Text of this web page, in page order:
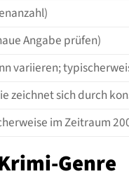
Angabe prüfen)
variieren;
zeichnet sich durch
im Zeitraum
Genre